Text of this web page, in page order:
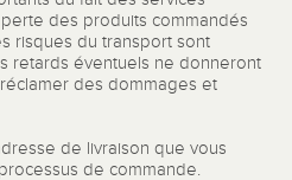
des produits commandés
risques du transport sont
retards éventuels ne donneront
des dommages et
de livraison que vous
de commande.